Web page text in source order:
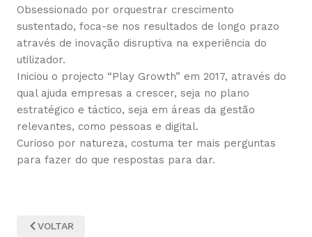
Obsessionado por orquestrar crescimento
sustentado, foca-se nos resultados de longo prazo
através de inovação disruptiva na experiência do
utilizador.
Iniciou o projecto “Play Growth” em 2017, através do
qual ajuda empresas a crescer, seja no plano
estratégico e táctico, seja em áreas da gestão
relevantes, como pessoas e digital.
Curioso por natureza, costuma ter mais perguntas
para fazer do que respostas para dar.
VOLTAR